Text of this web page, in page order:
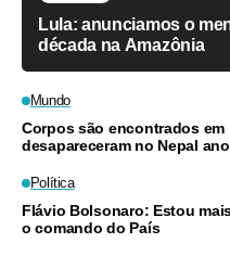
Lula: anunciamos o
década na Amazônia
Mundo
Corpos são encontrados
desapareceram no Nepal
Política
Flávio Bolsonaro: Estou
o comando do País